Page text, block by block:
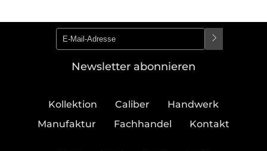
Newsletter abonnieren
Kollektion Caliber
Handwerk
Manufaktur
Fachhandel Kontakt